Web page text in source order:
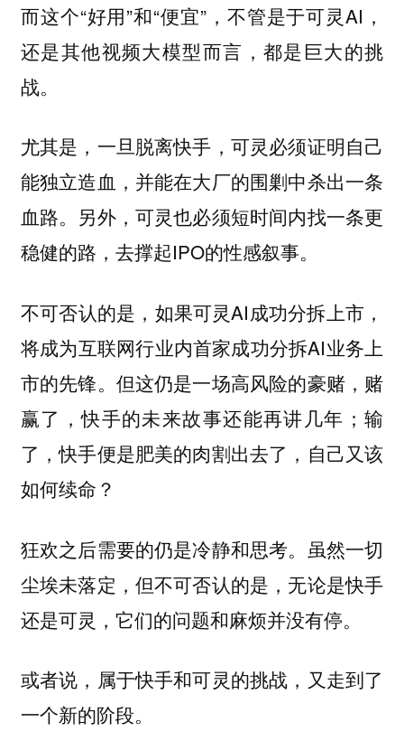
而这个“好用”和“便宜”，不管是于可灵AI，
还是其他视频大模型而言，都是巨大的挑
战。
尤其是，一旦脱离快手，可灵必须证明自己
能独立造血，并能在大厂的围剿中杀出一条
血路。另外，可灵也必须短时间内找一条更
稳健的路，去撑起IPO的性感叙事。
不可否认的是，如果可灵AI成功分拆上市，
将成为互联网行业内首家成功分拆AI业务上
市的先锋。但这仍是一场高风险的豪赌，赌
赢了，快手的未来故事还能再讲几年；输
了，快手便是肥美的肉割出去了，自己又该
如何续命？
狂欢之后需要的仍是冷静和思考。虽然一切
尘埃未落定，但不可否认的是，无论是快手
还是可灵，它们的问题和麻烦并没有停。
或者说，属于快手和可灵的挑战，又走到了
一个新的阶段。